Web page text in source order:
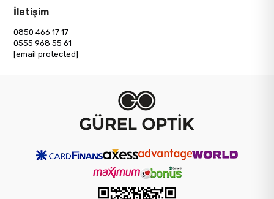
İletişim
0850 466 17 17
0555 968 55 61
[email protected]